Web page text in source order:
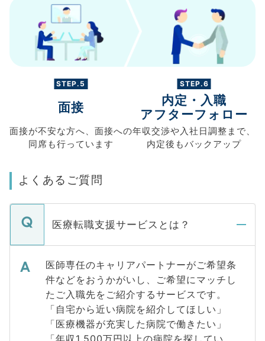
STEP.5
面接
面接が不安な方へ、 面接への
同席も行っています
STEP.6
内定・入職
アフターフォロー
年収交渉や入社日調整まで、
内定後もバックアップ
よくあるご質問
医療転職支援サービスとは？
医師専任のキャリアパートナーがご希望条
件などをおうかがいし、ご希望にマッチし
たご入職先をご紹介するサービスです。
「自宅から近い病院を紹介してほしい」
「医療機器が充実した病院で働きたい」